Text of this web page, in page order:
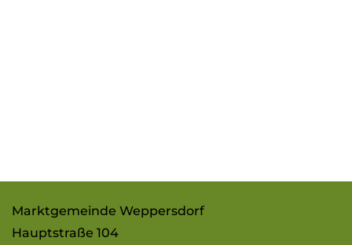
Marktgemeinde Weppersdorf
Hauptstraße 104